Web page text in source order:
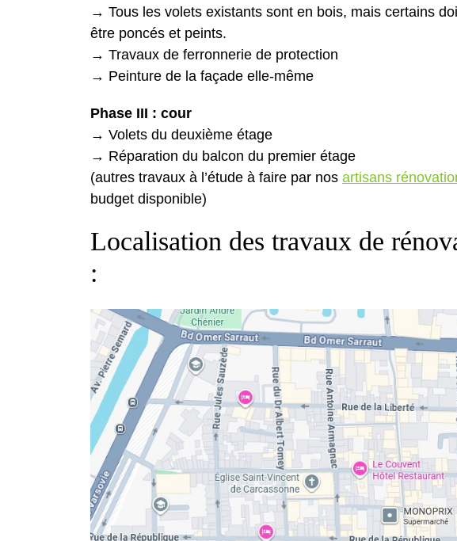
→ Tous les volets existants sont en bois, mais certains
être poncés et peints.
→ Travaux de ferronnerie de protection
→ Peinture de la façade elle-même
Phase III : cour
→ Volets du deuxième étage
→ Réparation du balcon du premier étage
(autres travaux à l’étude à faire par nos artisans
budget disponible)
Localisation des travaux de
: